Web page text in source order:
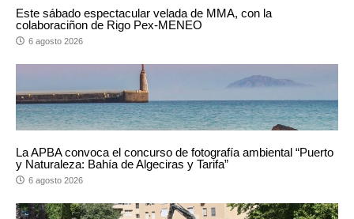
Este sábado espectacular velada de MMA, con la
colaboraciñon de Rigo Pex-MENEO
6 agosto 2026
La APBA convoca el concurso de fotografía ambiental “Puerto
y Naturaleza: Bahía de Algeciras y Tarifa”
6 agosto 2026